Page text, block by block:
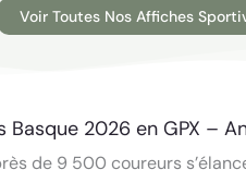
Voir Toutes Nos Affiches
2026 en GPX –
de 9 500 coureurs